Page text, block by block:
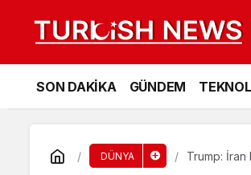
SON DAKİKA GÜNDEM
DÜNYA Trump: İran